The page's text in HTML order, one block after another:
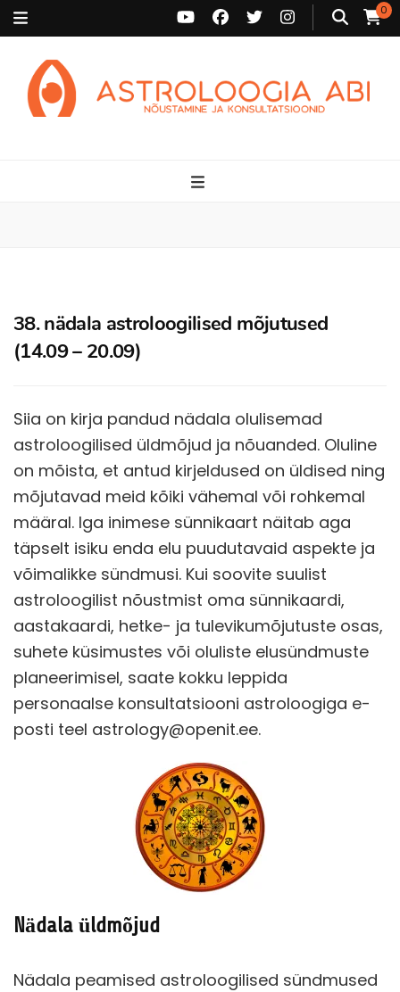
0
38. nädala astroloogilised mõjutused
(14.09 – 20.09)
Siia on kirja pandud nädala olulisemad
astroloogilised üldmõjud ja nõuanded. Oluline
on mõista, et antud kirjeldused on üldised ning
mõjutavad meid kõiki vähemal või rohkemal
määral. Iga inimese sünnikaart näitab aga
täpselt isiku enda elu puudutavaid aspekte ja
võimalikke sündmusi. Kui soovite suulist
astroloogilist nõustmist oma sünnikaardi,
aastakaardi, hetke- ja tulevikumõjutuste osas,
suhete küsimustes või oluliste elusündmuste
planeerimisel, saate kokku leppida
personaalse konsultatsiooni astroloogiga e-
posti teel astrology@openit.ee.
Nädala üldmõjud
Nädala peamised astroloogilised sündmused